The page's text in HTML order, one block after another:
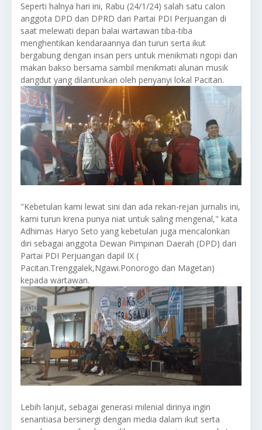
Seperti halnya hari ini, Rabu (24/1/24) salah satu calon
anggota DPD dan DPRD dari Partai PDI Perjuangan di
saat melewati depan balai wartawan tiba-tiba
menghentikan kendaraannya dan turun serta ikut
bergabung dengan insan pers untuk menikmati ngopi dan
makan bakso bersama sambil menikmati alunan musik
dangdut yang dilantunkan oleh penyanyi lokal Pacitan.
"Kebetulan kami lewat sini dan ada rekan-rejan jurnalis ini,
kami turun krena punya niat untuk saling mengenal," kata
Adhimas Haryo Seto yang kebetulan juga mencalonkan
diri sebagai anggota Dewan Pimpinan Daerah (DPD) dari
Partai PDI Perjuangan dapil IX (
Pacitan.Trenggalek,Ngawi.Ponorogo dan Magetan)
kepada wartawan.
Lebih lanjut, sebagai generasi milenial dirinya ingin
senantiasa bersinergi dengan media dalam ikut serta